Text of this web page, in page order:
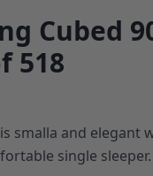
Cubed
518
smalla and elegant
single sleeper.